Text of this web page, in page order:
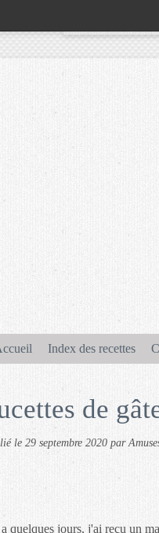
Index des recettes
de
le 29 septembre 2020 par
quelques jours, j'ai reçu un